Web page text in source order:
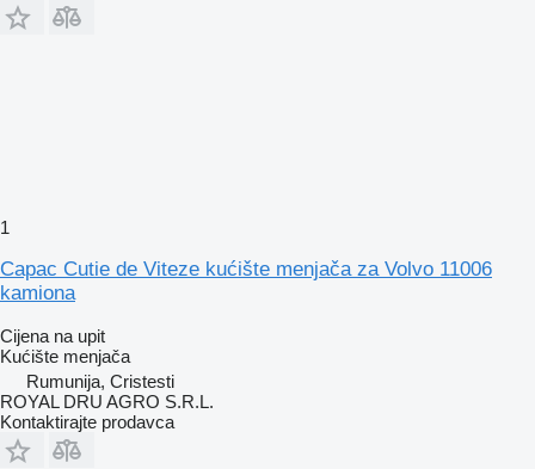
1
Capac Cutie de Viteze kućište menjača za Volvo 11006
kamiona
Cijena na upit
Kućište menjača
Rumunija, Cristesti
ROYAL DRU AGRO S.R.L.
Kontaktirajte prodavca